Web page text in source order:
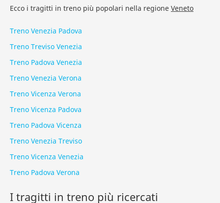
Ecco i tragitti in treno più popolari nella regione Veneto
Treno Venezia Padova
Treno Treviso Venezia
Treno Padova Venezia
Treno Venezia Verona
Treno Vicenza Verona
Treno Vicenza Padova
Treno Padova Vicenza
Treno Venezia Treviso
Treno Vicenza Venezia
Treno Padova Verona
I tragitti in treno più ricercati